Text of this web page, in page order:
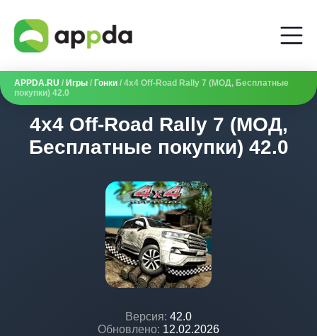
APPDA.RU / Игры / Гонки / 4x4 Off-Road Rally 7 (МОД, Бесплатные
покупки) 42.0
4x4 Off-Road Rally 7 (МОД,
Бесплатные покупки) 42.0
Версия: 42.0
Обновлено: 12.02.2026